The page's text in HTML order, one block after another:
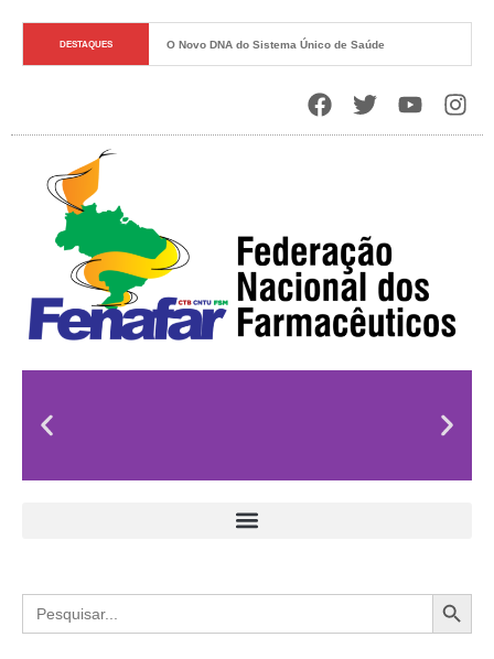
DESTAQUES O Novo DNA do Sistema Único de Saúde
Search
for: